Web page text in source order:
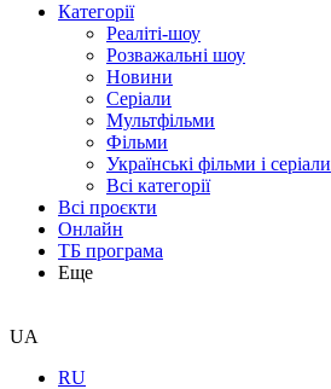
Категорії
Реаліті-шоу
Розважальні шоу
Новини
Серіали
Мультфільми
Фільми
Українські фільми і серіали
Всі категорії
Всі проєкти
Онлайн
ТБ програма
Еще
UA
RU